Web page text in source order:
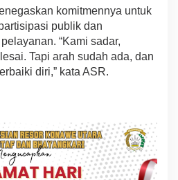
komitmennya untuk
publik dan
“Kami sadar,
Tapi arah sudah ada, dan
diri,” kata ASR.